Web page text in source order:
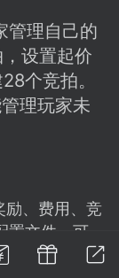
理自己的
设置起价
个竞拍。
理玩家未
、费用、竞
置文件，可
，也可通过